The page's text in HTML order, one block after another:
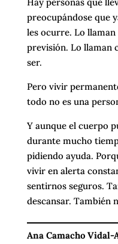
preocupándose que
les ocurre. Lo
previsión. Lo llaman
ser.
Pero vivir
todo no es una
Y aunque el cuerpo
durante mucho
pidiendo ayuda.
vivir en alerta
sentirnos seguros.
descansar. También
Ana Camacho Vidal-